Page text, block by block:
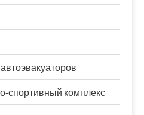
спортивный комплекс